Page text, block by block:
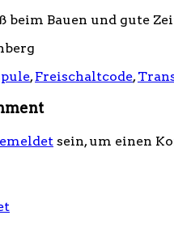
beim Bauen und gute
,Freischaltcode,
sein, um einen